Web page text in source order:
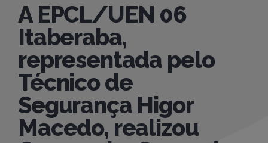
A EPCL/UEN 06
Itaberaba,
representada pelo
Técnico de
Segurança Higor
Macedo, realizou